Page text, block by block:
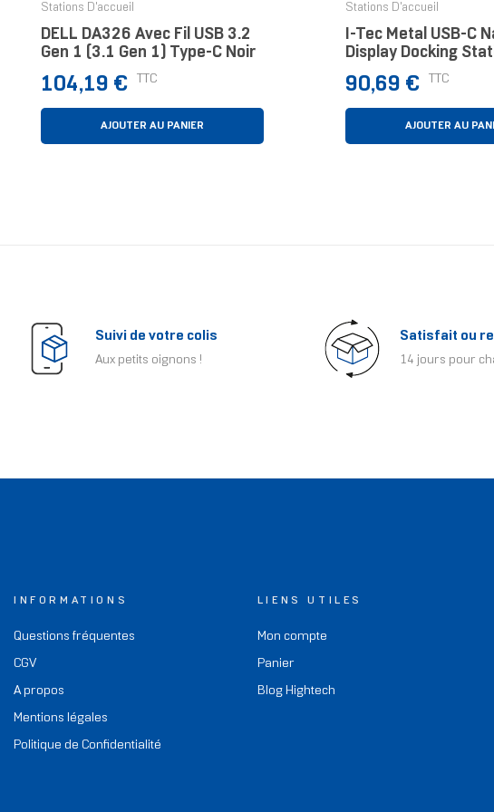
Stations D'accueil
DELL DA326 Avec Fil USB 3.2
Gen 1 (3.1 Gen 1) Type-C Noir
Prix
104,19 € TTC
AJOUTER AU PANIER
Stations D'accueil
I-Tec Metal USB-C
Display Docking
Power Delivery 100
Prix
90,69 € TTC
AJOUTER AU
Suivi de votre colis
Aux petits oignons !
Satisfait ou
14 jours pour
INFORMATIONS
Questions fréquentes
CGV
A propos
Mentions légales
Politique de Confidentialité
LIENS UTILES
Mon compte
Panier
Blog Hightech